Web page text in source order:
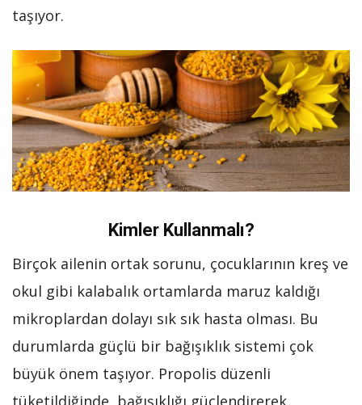
taşıyor.
Kimler Kullanmalı?
Birçok ailenin ortak sorunu, çocuklarının kreş ve
okul gibi kalabalık ortamlarda maruz kaldığı
mikroplardan dolayı sık sık hasta olması. Bu
durumlarda güçlü bir bağışıklık sistemi çok
büyük önem taşıyor. Propolis düzenli